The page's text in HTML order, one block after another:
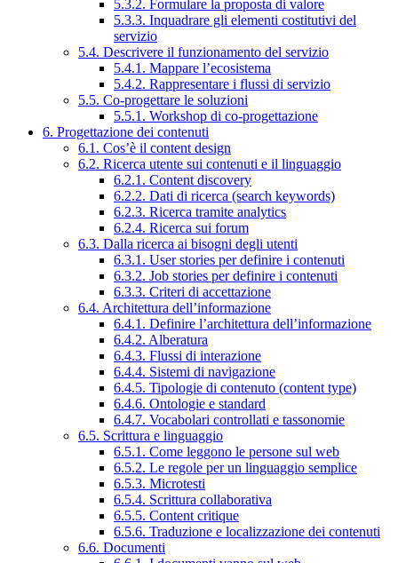
5.3.2. Formulare la proposta di valore
5.3.3. Inquadrare gli elementi costitutivi del
servizio
5.4. Descrivere il funzionamento del servizio
5.4.1. Mappare l’ecosistema
5.4.2. Rappresentare i flussi di servizio
5.5. Co-progettare le soluzioni
5.5.1. Workshop di co-progettazione
6. Progettazione dei contenuti
6.1. Cos’è il content design
6.2. Ricerca utente sui contenuti e il linguaggio
6.2.1. Content discovery
6.2.2. Dati di ricerca (search keywords)
6.2.3. Ricerca tramite analytics
6.2.4. Ricerca sui forum
6.3. Dalla ricerca ai bisogni degli utenti
6.3.1. User stories per definire i contenuti
6.3.2. Job stories per definire i contenuti
6.3.3. Criteri di accettazione
6.4. Architettura dell’informazione
6.4.1. Definire l’architettura dell’informazione
6.4.2. Alberatura
6.4.3. Flussi di interazione
6.4.4. Sistemi di navigazione
6.4.5. Tipologie di contenuto (content type)
6.4.6. Ontologie e standard
6.4.7. Vocabolari controllati e tassonomie
6.5. Scrittura e linguaggio
6.5.1. Come leggono le persone sul web
6.5.2. Le regole per un linguaggio semplice
6.5.3. Microtesti
6.5.4. Scrittura collaborativa
6.5.5. Content critique
6.5.6. Traduzione e localizzazione dei contenuti
6.6. Documenti